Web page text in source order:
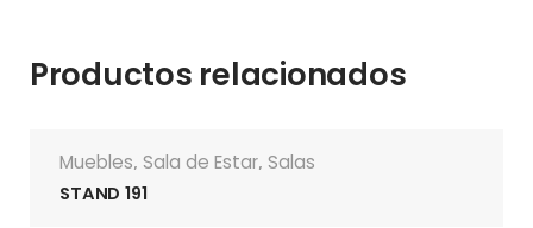
Productos relacionados
Muebles, Sala de Estar, Salas
STAND 191